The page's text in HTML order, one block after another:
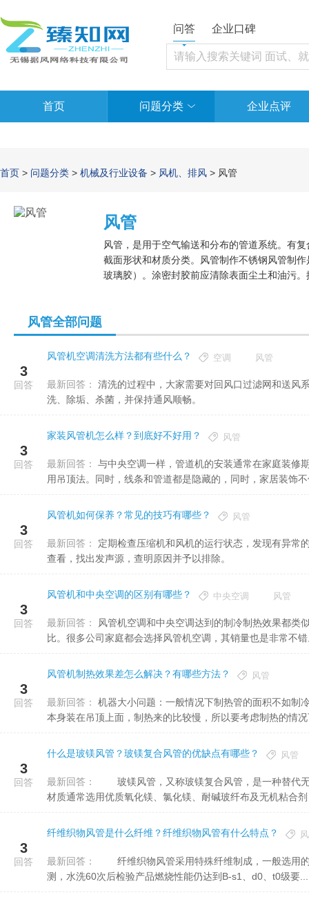
问答 企业口碑
首页 问题分类 企业点评
首页 > 问题分类 > 机械及行业设备 > 风机、排风 > 风管
风管
风管，是用于空气输送和分布的管道系统。有
截面形状和材质分类。风管制作不锈钢风管制
玻璃胶）。涂密封胶前应清除表面尘土和油污
风管全部问题
3
回答
风管机空调清洗方法都有些什么？ 空调 风管
最新回答：
洗、除垢、杀菌，并保持通风顺畅。
3
回答
家装风管机怎么样？到底好不好用？ 风管
最新回答：
用吊顶法。同时，线条和管道都是隐藏的，同时，家居装饰
3
回答
风管机如何保养？常见的技巧有哪些？ 风管
最新回答：
查看，找出发声源，查明原因并予以排除。
3
回答
风管机和中央空调的区别有哪些？ 中央空调 风管
最新回答：
比。很多公司家庭都会选择风管机空调，其销量也是非常不
3
回答
风管机制热效果差怎么解决？有哪些方法？ 风管
最新回答：
本身装在吊顶上面，制热来的比较慢，所以要考虑制热的情
3
回答
什么是玻镁风管？玻镁复合风管的优缺点有哪些？ 风管
最新回答：
材质通常选用优质氧化镁、氯化镁、耐碱玻纤布及无机粘合
3
回答
纤维织物风管是什么纤维？纤维织物风管有什么特点？
最新回答：
测，水洗60次后检验产品燃烧性能仍达到B-s1、d0、t0级要...